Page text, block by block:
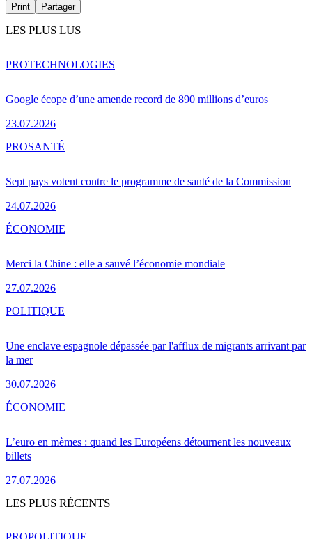
Print Partager
LES PLUS LUS
Google écope d’une amende record de 890 millions d’euros
23.07.2026
PROTECHNOLOGIES
Sept pays votent contre le programme de santé de la Commission
24.07.2026
PROSANTÉ
Merci la Chine : elle a sauvé l’économie mondiale
27.07.2026
ÉCONOMIE
Une enclave espagnole dépassée par l'afflux de migrants arrivant par
la mer
30.07.2026
POLITIQUE
L’euro en mèmes : quand les Européens détournent les nouveaux
billets
27.07.2026
ÉCONOMIE
LES PLUS RÉCENTS
PROPOLITIQUE